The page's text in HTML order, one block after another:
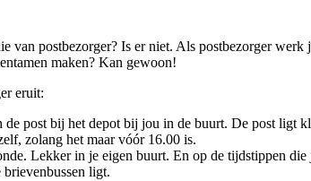
van postbezorger? Is er niet. Als postbezorger
maken? Kan gewoon!
eruit:
de post bij het depot bij jou in de buurt. De post ligt
zolang het maar vóór 16.00 is.
Lekker in je eigen buurt. En op de tijdstippen
ligt.